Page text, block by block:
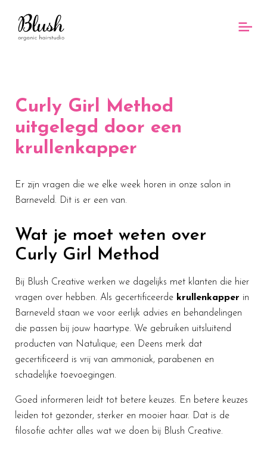
Curly Girl Method
uitgelegd door een
krullenkapper
Er zijn vragen die we elke week horen in onze salon in
Barneveld. Dit is er een van.
Wat je moet weten over
Curly Girl Method
Bij Blush Creative werken we dagelijks met klanten die hier
vragen over hebben. Als gecertificeerde krullenkapper in
Barneveld staan we voor eerlijk advies en behandelingen
die passen bij jouw haartype. We gebruiken uitsluitend
producten van Natulique; een Deens merk dat
gecertificeerd is vrij van ammoniak, parabenen en
schadelijke toevoegingen.
Goed informeren leidt tot betere keuzes. En betere keuzes
leiden tot gezonder, sterker en mooier haar. Dat is de
filosofie achter alles wat we doen bij Blush Creative.